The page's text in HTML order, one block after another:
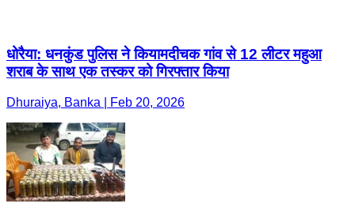
धोरैया: धनकुंड पुलिस ने कियामदीचक गांव से 12 लीटर महुआ
शराब के साथ एक तस्कर को गिरफ्तार किया
Dhuraiya, Banka | Feb 20, 2026